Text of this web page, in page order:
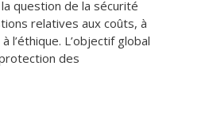
question de la sécurité
relatives aux coûts, à
l’éthique. L’objectif global
des